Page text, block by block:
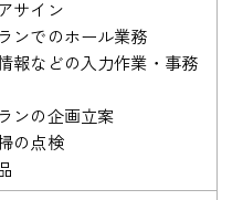
サイン
ンでのホール業務
報などの入力作業・事務
ンの企画立案
の点検